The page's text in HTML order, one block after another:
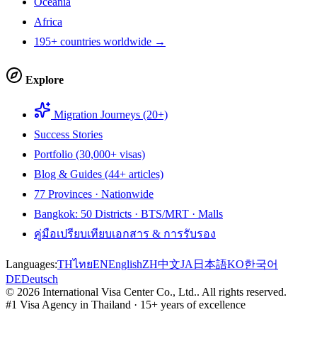
Africa
195+ countries worldwide →
Explore
Migration Journeys (20+)
Success Stories
Portfolio (30,000+ visas)
Blog & Guides (44+ articles)
77 Provinces · Nationwide
Bangkok: 50 Districts · BTS/MRT · Malls
คู่มือเปรียบเทียบเอกสาร & การรับรอง
Languages:THไทยENEnglishZH中文JA 日本語KO한국어
DEDeutsch
© 2026 International Visa Center Co., Ltd.. All rights reserved.
#1 Visa Agency in Thailand · 15+ years of excellence